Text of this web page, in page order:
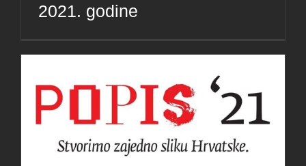
2021. godine